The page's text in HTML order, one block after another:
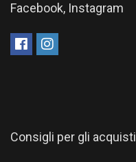
Facebook, Instagram
Consigli per gli acquisti